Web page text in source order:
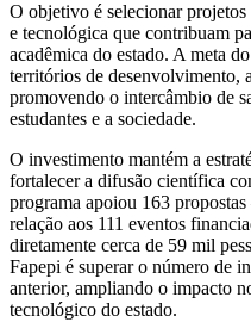
O objetivo é selecionar
e tecnológica que contribuam
acadêmica do estado. A meta
territórios de desenvolvimento,
promovendo o intercâmbio de
estudantes e a sociedade.
O investimento mantém a
fortalecer a difusão científica
programa apoiou 163
relação aos 111 eventos
diretamente cerca de 59 mil
Fapepi é superar o número de
anterior, ampliando o impacto
tecnológico do estado.